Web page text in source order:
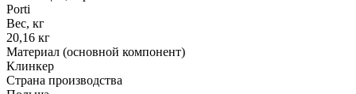
Porti
Вес, кг
20,16 кг
Материал (основной компонент)
Клинкер
Страна производства